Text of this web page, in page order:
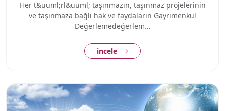
Her t&uuml;rl&uuml; taşınmazın, taşınmaz projelerinin
ve taşınmaza bağlı hak ve faydaların Gayrimenkul
Değerlemedeğerlem...
incele